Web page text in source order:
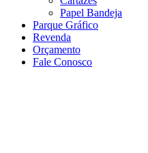
Papel Bandeja
Parque Gráfico
Revenda
Orçamento
Fale Conosco